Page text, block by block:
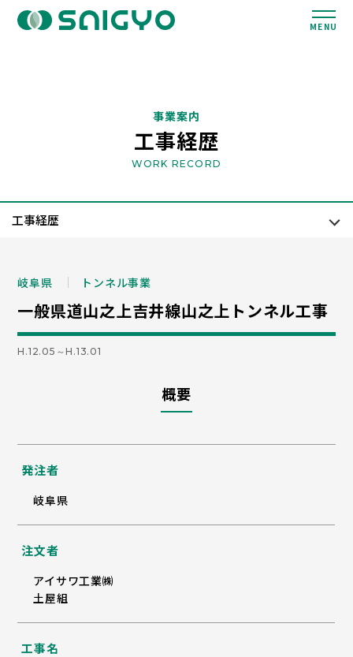
MENU
事業案内
工事経歴
WORK RECORD
岐阜県 トンネル事業
一般県道山之上吉井線山之上トンネル工事
H.12.05～H.13.01
概要
発注者
岐阜県
注文者
アイサワ工業㈱
土屋組
工事名